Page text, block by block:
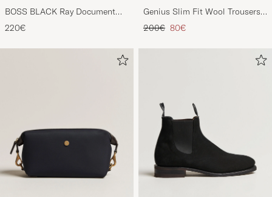
BOSS BLACK Ray Document
Case Black
220€
Genius Slim Fit Wool Trousers
Black
Regulärer Preis
200€ Reduzierter Preis
80€